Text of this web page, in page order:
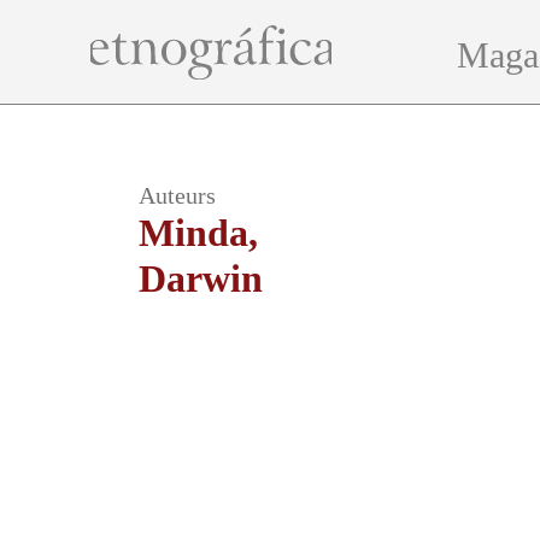
Auteurs
Minda,
Darwin